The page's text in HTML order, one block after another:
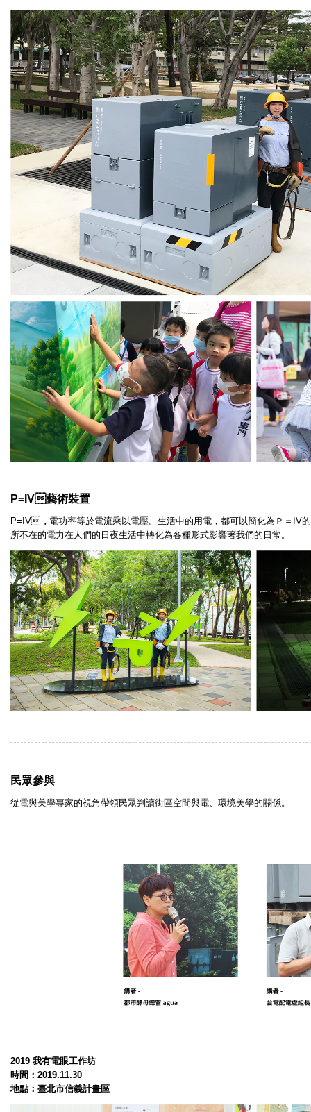
P=IV藝術裝置
P=IV， 電功率等於電流乘以電壓。 生活中的用電，都可以簡化為Ｐ＝ IV
所不在的電力在人們的日夜生活中轉化為各種形式影響著我們的日常。
民眾參與
從電與美學專家的視角帶領民眾判讀街區空間與電、環境美學的關係。
2019 我有電眼工作坊
時間： 2019.11.30
地點：臺北市信義計畫區